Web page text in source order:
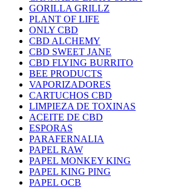
GORILLA GRILLZ
PLANT OF LIFE
ONLY CBD
CBD ALCHEMY
CBD SWEET JANE
CBD FLYING BURRITO
BEE PRODUCTS
VAPORIZADORES
CARTUCHOS CBD
LIMPIEZA DE TOXINAS
ACEITE DE CBD
ESPORAS
PARAFERNALIA
PAPEL RAW
PAPEL MONKEY KING
PAPEL KING PING
PAPEL OCB